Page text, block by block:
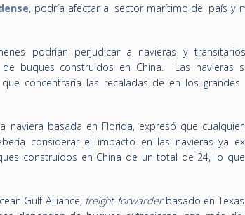
, podría afectar al sector marítimo del paísy
podrían perjudicar a navieras y
buques construidos en China. Las navieras
concentraría las recaladas de en los grandes
naviera basada en Florida, expresó que
considerar el impacto en las navieras ya
construidos en China de un total de 24, lo
Gulf Alliance, freight forwarderbasado en